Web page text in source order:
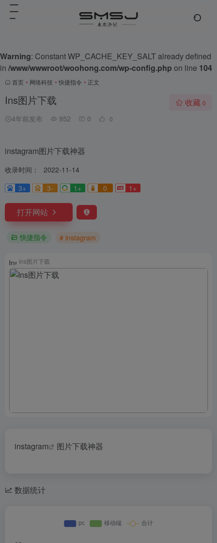
Warning: Constant WP_CACHE_KEY_SALT already defined
in /www/wwwroot/woohong.com/wp-config.php on line 104
首页 • 网络科技 • 快捷指令 • 正文
Ins图片下载
4年前发布 952 0 0
收藏 0
instagram图片下载神器
收录时间：
2022-11-14
3+
3- 1+ 0 1+
打开网站
快捷指令 # instagram
Ins图片下载
instagram 图片下载神器
数据统计